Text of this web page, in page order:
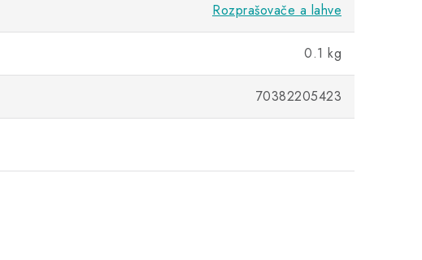
Rozprašovače a lahve
0.1 kg
70382205423